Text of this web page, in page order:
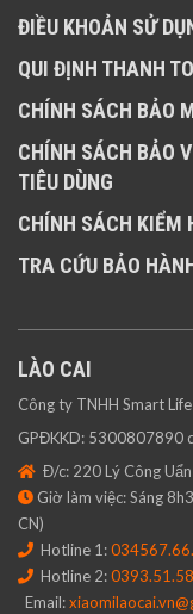
ĐIỀU KHOẢN SỬ
QUI ĐỊNH THANH
CHÍNH SÁCH BẢO
CHÍNH SÁCH BẢO
TIÊU DÙNG
CHÍNH SÁCH KIỂM
TRA CỨU BẢO
LÀO CAI
Công ty TNHH Smart
GPĐKKD: 5300807890
Đ/c: 220 Lý Công
Giờ làm việc: Sáng
CN)
Hotline 1:
Hotline 2:
Email: